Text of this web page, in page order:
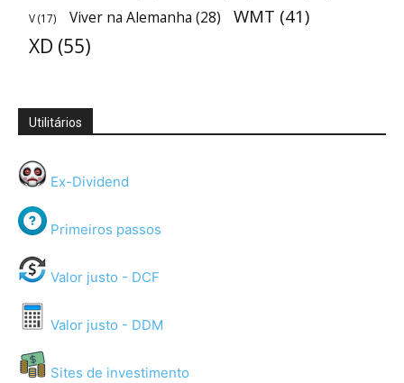
V(17) Viver na Alemanha (28) WMT (41)
XD (55)
Utilitários
Ex-Dividend
Primeiros passos
Valor justo - DCF
Valor justo - DDM
Sites de investimento